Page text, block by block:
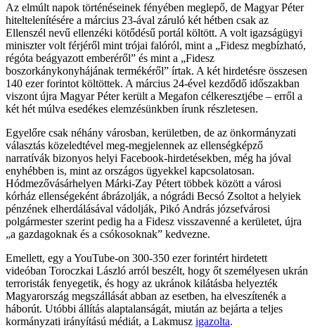
Az elmúlt napok történéseinek fényében meglepő, de Magyar Péter
hiteltelenítésére a március 23-ával záruló két hétben csak az
Ellenszél nevű ellenzéki kötődésű portál költött. A volt igazságügyi
miniszter volt férjéről mint trójai falóról, mint a „Fidesz megbízható,
régóta beágyazott emberéről” és mint a „Fidesz
boszorkánykonyhájának termékéről” írtak. A két hirdetésre összesen
140 ezer forintot költöttek. A március 24-ével kezdődő időszakban
viszont újra Magyar Péter került a Megafon célkeresztjébe – erről a
két hét múlva esedékes elemzésünkben írunk részletesen.
Egyelőre csak néhány városban, kerületben, de az önkormányzati
választás közeledtével meg-megjelennek az ellenségképző
narratívák bizonyos helyi Facebook-hirdetésekben, még ha jóval
enyhébben is, mint az országos ügyekkel kapcsolatosan.
Hódmezővásárhelyen Márki-Zay Pétert többek között a városi
kórház ellenségeként ábrázolják, a nógrádi Becsó Zsoltot a helyiek
pénzének elherdálásával vádolják, Pikó András józsefvárosi
polgármester szerint pedig ha a Fidesz visszavenné a kerületet, újra
„a gazdagoknak és a csókosoknak” kedvezne.
Emellett, egy a YouTube-on 300-350 ezer forintért hirdetett
videóban Toroczkai László arról beszélt, hogy őt személyesen ukrán
terroristák fenyegetik, és hogy az ukránok kilátásba helyezték
Magyarország megszállását abban az esetben, ha elveszítenék a
háborút. Utóbbi állítás alaptalanságát, miután az bejárta a teljes
kormányzati irányítású médiát, a Lakmusz igazolta.